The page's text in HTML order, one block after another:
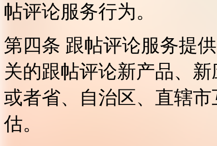
帖评论服务行为。
第四条 跟帖评论服务提
关的跟帖评论新产品、
或者省、自治区、直辖
估。